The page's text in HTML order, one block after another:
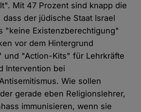
Mit 47 Prozent sind knapp die
der jüdische Staat Israel
"keine Existenzberechtigung"
vor dem Hintergrund
und "Action-Kits" für Lehrkräfte
Intervention bei
Wie sollen
gerade eben Religionslehrer,
immunisieren, wenn sie